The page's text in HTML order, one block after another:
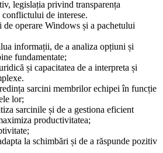
legislația privind transparența
de interese.
operare Windows și a pachetului
informații, de a analiza opțiuni și
fundamentate;
și capacitatea de a interpreta și
sarcini membrilor echipei în funcție
lor;
sarcinile și de a gestiona eficient
productivitatea;
la schimbări și de a răspunde pozitiv